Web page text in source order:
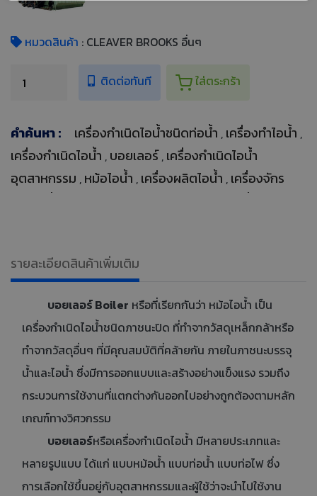
หมวดสินค้า : CLEAVER BROOKS อื่นๆ
ติดต่อทันที ใส่ตระกร้า
คำค้นหา : เครื่องกำเนิดไอน้ำชนิดท่อน้ำ , เครื่องทำไอน้ำ ,
เครื่องกำเนิดไอน้ำ , บอยเลอร์, เครื่องกำเนิดไอน้ำ
อุตสาหกรรม , หม้อไอน้ำ , เครื่องผลิตไอน้ำ , เครื่องจักร
และติดตั้งเครื่องกำเนิดไอน้ำ
รายละเอียดสินค้าเพิ่มเติม
บอยเลอร์ Boiler หรือที่เรียกกันว่า หม้อไอน้ำ เป็น
เครื่องกำเนิดไอน้ำชนิดภาชนะปิด ที่ทำจากวัสดุเหล็กกล้าหรือ
ทำจากวัสดุอื่นๆ ที่มีคุณสมบัติที่คล้ายกัน ภายในภาชนะบรรจุ
น้ำและไอน้ำ ซึ่งมีการออกแบบและสร้างอย่างแข็งแรง รวมถึง
กระบวนการใช้งานที่แตกต่างกันออกไปอย่างถูกต้องตามหลัก
เกณฑ์ทางวิศวกรรม
บอยเลอร์หรือเครื่องกำเนิดไอน้ำ มีหลายประเภทและ
หลายรูปแบบ ได้แก่ แบบหม้อน้ำ แบบท่อน้ำ แบบท่อไฟ ซึ่ง
การเลือกใช้ขึ้นอยู่กับอุตสาหกรรมและผู้ใช้ว่าจะนำไปใช้งาน